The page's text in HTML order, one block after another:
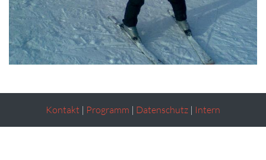
Kontakt | Programm | Datenschutz | Intern